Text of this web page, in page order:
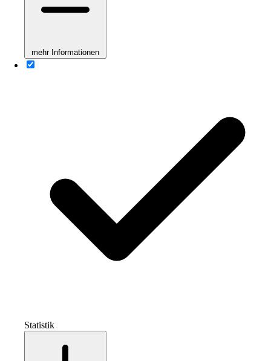
mehr Informationen
Statistik